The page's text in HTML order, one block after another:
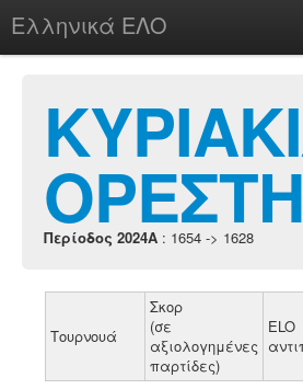
Ελληνικά ΕΛΟ
chesstu.be @ discord
Login
Περίοδος 2024A : 1654 -> 1628
Τουρνουά
Σκορ
(σε
αξιολογημένες
παρτίδες)
ELO